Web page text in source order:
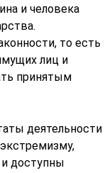
и человека
то есть
лиц и
принятым
деятельности
доступны